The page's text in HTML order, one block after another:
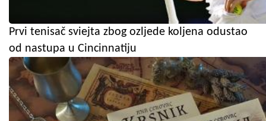
Prvi tenisač sviejta zbog ozljede koljena odustao
od nastupa u Cincinnatiju